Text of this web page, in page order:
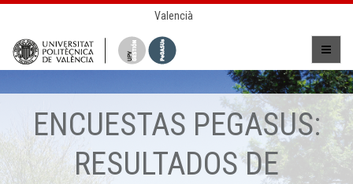
Valencià
ENCUESTAS PEGASUS:
RESULTADOS DE